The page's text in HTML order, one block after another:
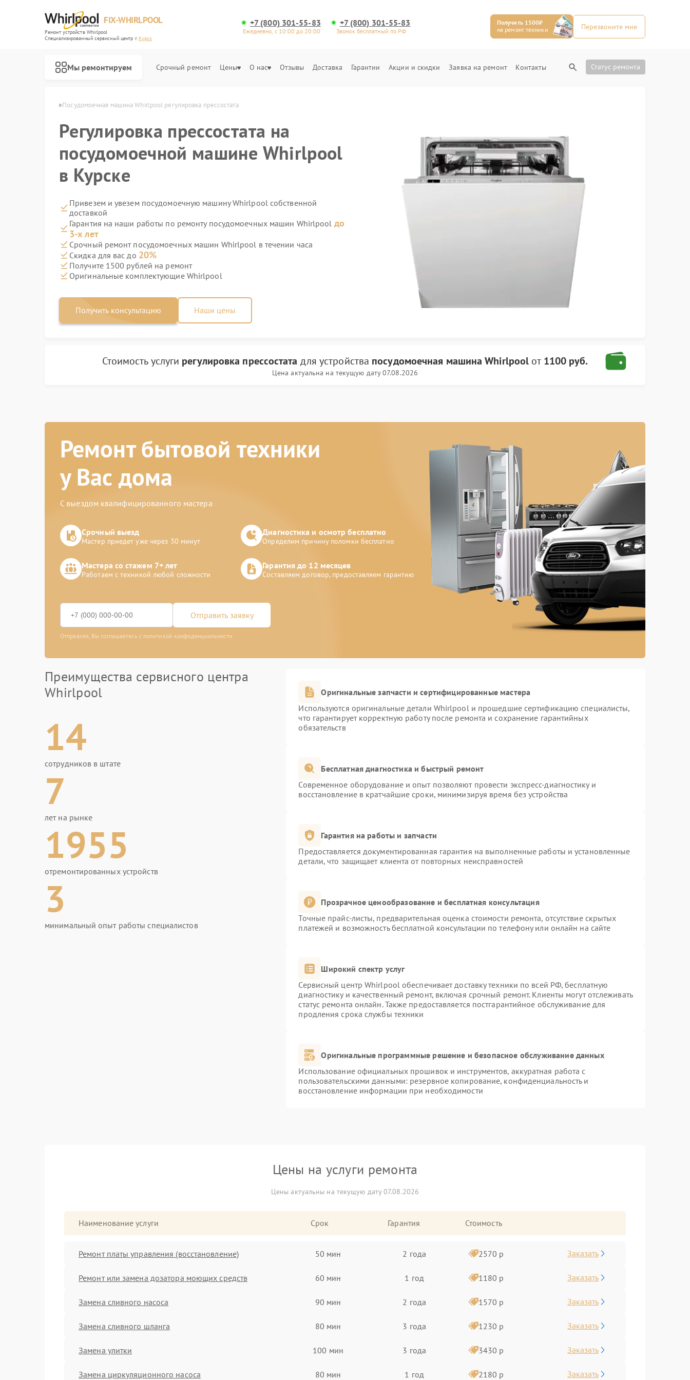
FIX-WHIRLPOOL
Ремонт устройств Whirlpool
Специализированный cервисный центр г. Курск
+7 (800) 301-55-83
Ежедневно, с 10:00 до 20:00
+7 (800) 301-55-83
Звонок бесплатный по РФ
Получить 1500₽
на ремонт техники
Перезвоните мне
Мы ремонтируем Срочный ремонт Цены О нас Отзывы Доставка Гарантии Акции и скидки Заявка на ремонт Контакты Статус ремонта
Whirlpool в Курске Посудомоечная машина Whirlpool регулировка прессостата
Регулировка прессостата на
посудомоечной машине Whirlpool
в Курске
Привезем и увезем посудомоечную машину Whirlpool собственной
доставкой
Гарантия на наши работы по ремонту посудомоечных машин Whirlpool до
3-х лет
Срочный ремонт посудомоечных машин Whirlpool в течении часа
Скидка для вас до 20%
Получите 1500 рублей на ремонт
Оригинальные комплектующие Whirlpool
Получить консультацию Наши цены
Стоимость услуги регулировка прессостата для устройства посудомоечная машина Whirlpool от 1100 руб.
Цена актуальна на текущую дату 07.08.2026
Ремонт бытовой техники
у Вас дома
С выездом квалифицированного мастера
Срочный выезд
Мастер приедет уже через 30 минут
Диагностика и осмотр бесплатно
Определим причину поломки бесплатно
Мастера со стажем 7+ лет
Работаем с техникой любой сложности
Гарантия до 12 месяцев
Составляем договор, предоставляем гарантию
Отправить заявку
Отправляя, Вы соглашаетесь с политикой конфиденциальности
Преимущества сервисного центра
Whirlpool
14
сотрудников в штате
7
лет на рынке
1955
отремонтированных устройств
3
минимальный опыт работы специалистов
Оригинальные запчасти и сертифицированные мастера
Используются оригинальные детали Whirlpool и прошедшие сертификацию специалисты,
что гарантирует корректную работу после ремонта и сохранение гарантийных
обязательств
Бесплатная диагностика и быстрый ремонт
Современное оборудование и опыт позволяют провести экспресс-диагностику и
восстановление в кратчайшие сроки, минимизируя время без устройства
Гарантия на работы и запчасти
Предоставляется документированная гарантия на выполненные работы и установленные
детали, что защищает клиента от повторных неисправностей
Прозрачное ценообразование и бесплатная консультация
Точные прайс-листы, предварительная оценка стоимости ремонта, отсутствие скрытых
платежей и возможность бесплатной консультации по телефону или онлайн на сайте
Широкий спектр услуг
Сервисный центр Whirlpool обеспечивает доставку техники по всей РФ, бесплатную
диагностику и качественный ремонт, включая срочный ремонт. Клиенты могут отслеживать
статус ремонта онлайн. Также предоставляется постгарантийное обслуживание для
продления срока службы техники
Оригинальные программные решение и безопасное обслуживание данных
Использование официальных прошивок и инструментов, аккуратная работа с
пользовательскими данными: резервное копирование, конфиденциальность и
восстановление информации при необходимости
Цены на услуги ремонта
Цены актуальны на текущую дату 07.08.2026
Наименование услуги Срок Гарантия Стоимость
Ремонт платы управления (восстановление) 50 мин 2 года 2570 р Заказать
Ремонт или замена дозатора моющих средств 60 мин 1 год 1180 р Заказать
Замена сливного насоса 90 мин 2 года 1570 р Заказать
Замена сливного шланга 80 мин 3 года 1230 р Заказать
Замена улитки 100 мин 3 года 3430 р Заказать
Замена циркуляционного насоса 80 мин 1 год 2180 р Заказать